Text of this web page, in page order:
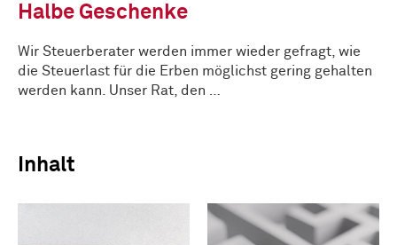
Halbe Geschenke
Wir Steuerberater werden immer wieder gefragt, wie
die Steuerlast für die Erben möglichst gering gehalten
werden kann. Unser Rat, den …
Inhalt